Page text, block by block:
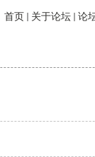
首页 关于论坛 论